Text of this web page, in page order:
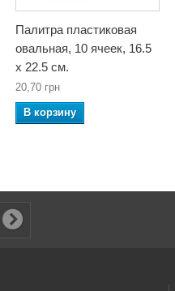
Палитра пластиковая
овальная, 10 ячеек, 16.5
x 22.5 см.
20,70 грн
В корзину